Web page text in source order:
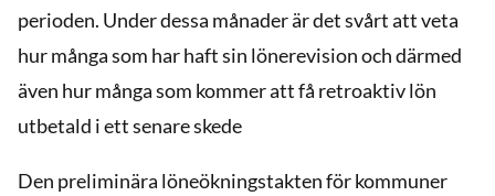
perioden. Under dessa månader är det svårt att veta
hur många som har haft sin lönerevision och därmed
även hur många som kommer att få retroaktiv lön
utbetald i ett senare skede
Den preliminära löneökningstakten för kommuner